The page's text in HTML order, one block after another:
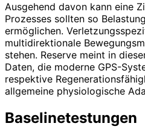
Ausgehend davon kann eine
Prozesses sollten so
ermöglichen.
multidirektionale
stehen. Reserve meint in
Daten, die moderne GPS-
respektive
allgemeine physiologische
Baselinetestungen